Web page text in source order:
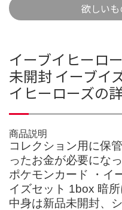
欲しい
イーブイヒーロ
未開封 イーブイ
イヒーローズの
商品説明
コレクション用に保
ったお金が必要にな
ポケモンカード ・
イズセット 1box 暗
中身は新品未開封、